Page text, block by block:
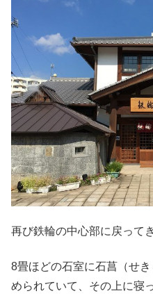
再び鉄輪の中心部に戻って
8畳ほどの石室に石菖（せ
められていて、その上に寝